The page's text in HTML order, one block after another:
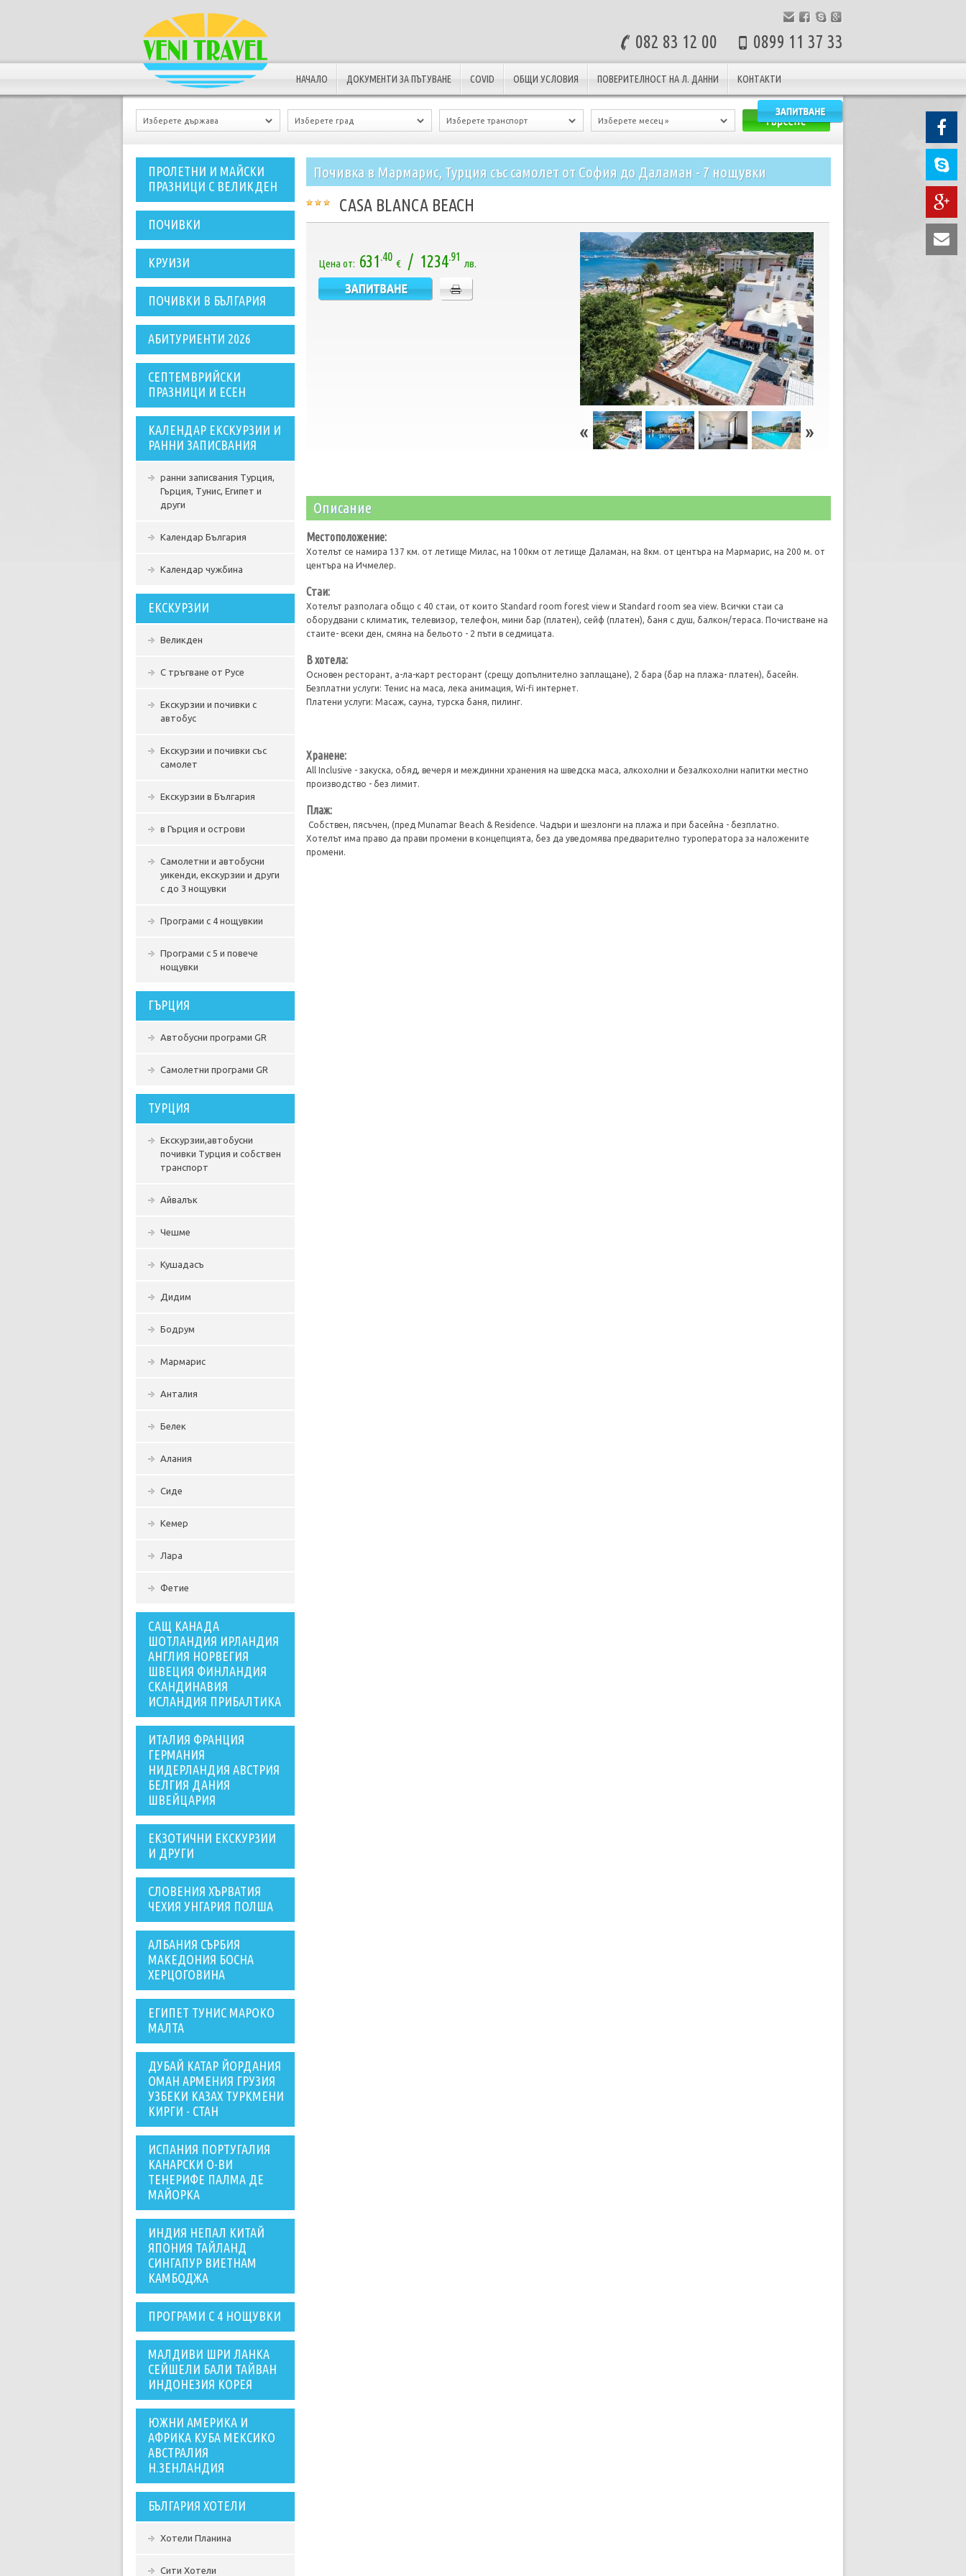
082 83 12 00 0899 11 37 33
НАЧАЛО ДОКУМЕНТИ ЗА ПЪТУВАНЕ COVID ОБЩИ УСЛОВИЯ ПОВЕРИТЕЛНОСТ НА Л. ДАННИ КОНТАКТИ
ПРОЛЕТНИ И МАЙСКИ
ПРАЗНИЦИ С ВЕЛИКДЕН
ПОЧИВКИ
КРУИЗИ
ПОЧИВКИ В БЪЛГАРИЯ
АБИТУРИЕНТИ 2026
СЕПТЕМВРИЙСКИ
ПРАЗНИЦИ И ЕСЕН
КАЛЕНДАР ЕКСКУРЗИИ И
РАННИ ЗАПИСВАНИЯ
ранни записвания Турция,
Гърция, Тунис, Египет и
други
Календар България
Календар чужбина
ЕКСКУРЗИИ
Великден
С тръгване от Русе
Екскурзии и почивки с
автобус
Екскурзии и почивки със
самолет
Екскурзии в България
в Гърция и острови
Самолетни и автобусни
уикенди, екскурзии и други
с до 3 нощувки
Програми с 4 нощувкии
Програми с 5 и повече
нощувки
ГЪРЦИЯ
Автобусни програми GR
Самолетни програми GR
ТУРЦИЯ
Екскурзии,автобусни
почивки Турция и собствен
транспорт
Айвалък
Чешме
Кушадасъ
Дидим
Бодрум
Мармарис
Анталия
Белек
Алания
Сиде
Кемер
Лара
Фетие
САЩ КАНАДА
ШОТЛАНДИЯ ИРЛАНДИЯ
АНГЛИЯ НОРВЕГИЯ
ШВЕЦИЯ ФИНЛАНДИЯ
СКАНДИНАВИЯ
ИСЛАНДИЯ ПРИБАЛТИКА
ИТАЛИЯ ФРАНЦИЯ
ГЕРМАНИЯ
НИДЕРЛАНДИЯ АВСТРИЯ
БЕЛГИЯ ДАНИЯ
ШВЕЙЦАРИЯ
ЕКЗОТИЧНИ ЕКСКУРЗИИ
И ДРУГИ
СЛОВЕНИЯ ХЪРВАТИЯ
ЧЕХИЯ УНГАРИЯ ПОЛША
АЛБАНИЯ СЪРБИЯ
МАКЕДОНИЯ БОСНА
ХЕРЦОГОВИНА
ЕГИПЕТ ТУНИС МАРОКО
МАЛТА
ДУБАЙ КАТАР ЙОРДАНИЯ
ОМАН АРМЕНИЯ ГРУЗИЯ
УЗБЕКИ КАЗАХ ТУРКМЕНИ
КИРГИ - СТАН
ИСПАНИЯ ПОРТУГАЛИЯ
КАНАРСКИ О-ВИ
ТЕНЕРИФЕ ПАЛМА ДЕ
МАЙОРКА
ИНДИЯ НЕПАЛ КИТАЙ
ЯПОНИЯ ТАЙЛАНД
СИНГАПУР ВИЕТНАМ
КАМБОДЖА
ПРОГРАМИ С 4 НОЩУВКИ
МАЛДИВИ ШРИ ЛАНКА
СЕЙШЕЛИ БАЛИ ТАЙВАН
ИНДОНЕЗИЯ КОРЕЯ
ЮЖНИ АМЕРИКА И
АФРИКА КУБА МЕКСИКО
АВСТРАЛИЯ
Н.ЗЕНЛАНДИЯ
БЪЛГАРИЯ ХОТЕЛИ
Хотели Планина
Сити Хотели
Почивка в Мармарис, Турция със самолет от София до Даламан - 7 нощувки
CASA BLANCA BEACH
Цена от: 631.40
€ / 1234.91
лв.
Описание
Местоположение:
Хотелът се намира 137 км. от летище Милас, на 100км от летище Даламан, на 8км. от центъра на Мармарис, на 200 м. от
центъра на Ичмелер.
Стаи:
Хотелът разполага общо с 40 стаи, от които Standard room forest view и Standard room sea view. Всички стаи са
оборудвани с климатик, телевизор, телефон, мини бар (платен), сейф (платен), баня с душ, балкон/тераса. Почистване на
стаите- всеки ден, смяна на бельото - 2 пъти в седмицата.
В хотела:
Основен ресторант, а-ла-карт ресторант (срещу допълнително заплащане), 2 бара (бар на плажа- платен), басейн.
Безплатни услуги: Тенис на маса, лека анимация, Wi-fi интернет.
Платени услуги: Масаж, сауна, турска баня, пилинг.
Хранене:
All Inclusive - закуска, обяд, вечеря и междинни хранения на шведска маса, алкохолни и безалкохолни напитки местно
производство - без лимит.
Плаж:
Собствен, пясъчен, (пред Munamar Beach & Residence. Чадъри и шезлонги на плажа и при басейна - безплатно.
Хотелът има право да прави промени в концепцията, без да уведомява предварително туроператора за наложените
промени.